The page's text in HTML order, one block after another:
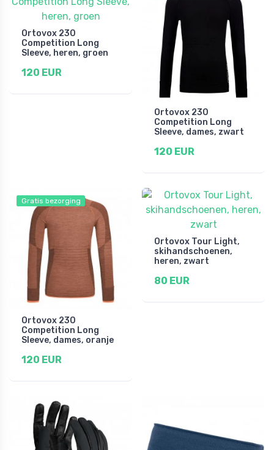
Ortovox 230
Competition Long
Sleeve, heren, groen
120 EUR
Ortovox 230
Competition Long
Sleeve, dames, zwart
120 EUR
Gratis bezorging
Ortovox 230
Competition Long
Sleeve, dames, oranje
120 EUR
Ortovox Tour Light,
skihandschoenen,
heren, zwart
80 EUR